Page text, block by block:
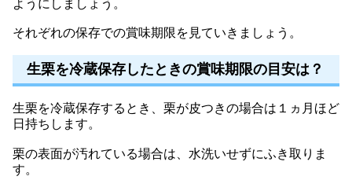
ようにしましょう。
それぞれの保存での賞味期限を見ていきましょう。
生栗を冷蔵保存したときの賞味期限の目安は？
生栗を冷蔵保存するとき、栗が皮つきの場合は１ヵ月ほど
日持ちします。
栗の表面が汚れている場合は、水洗いせずにふき取りま
す。